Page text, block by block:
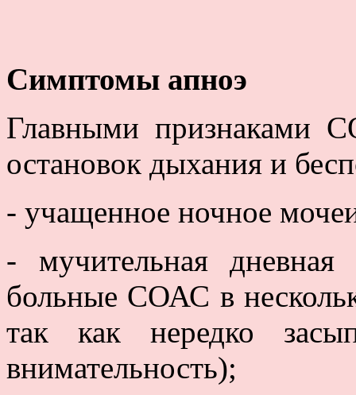
Симптомы апноэ
Главными признаками
остановок дыхания и
- учащенное ночное
- мучительная дневная
больные СОАС в
так как нередко
внимательность);